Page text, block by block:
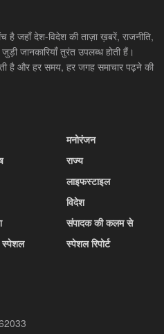
जहाँ देश-विदेश की ताज़ा ख़बरें, राजनीति,
जानकारियाँ तुरंत उपलब्ध होती हैं।
है और हर समय, हर जगह समाचार पढ़ने की
स्पेशल
मनोरंजन
राज्य
लाइफस्टाइल
विदेश
संपादक की कलम से
स्पेशल रिपोर्ट